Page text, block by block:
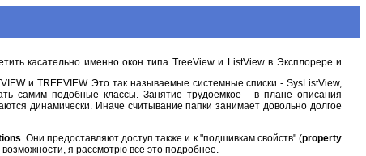
касательно именно окон типа TreeView и ListView в Эксплорере и
и TREEVIEW. Это так называемые системные списки - SysListView,
самим подобные классы. Занятие трудоемкое - в плане описания
динамически. Иначе считывание папки занимает довольно долгое
. Они предоставляют доступ также и к "подшивкам свойств" (property
я рассмотрю все это подробнее.